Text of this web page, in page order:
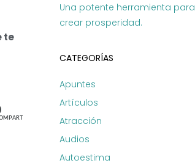
te
Una potente herramienta para
crear prosperidad.
CATEGORÍAS
Apuntes
Artículos
Atracción
Audios
Autoestima